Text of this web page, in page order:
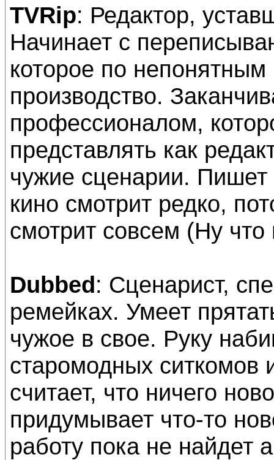
TVRip: Редактор,
Начинает с
которое по
производство.
профессионалом,
представлять как
чужие сценарии. Пишет
кино смотрит редко,
смотрит совсем (Ну
Dubbed: Сценарист,
ремейках. Умеет
чужое в свое. Руку
старомодных ситкомов
считает, что ничего
придумывает что-то
работу пока не найдет